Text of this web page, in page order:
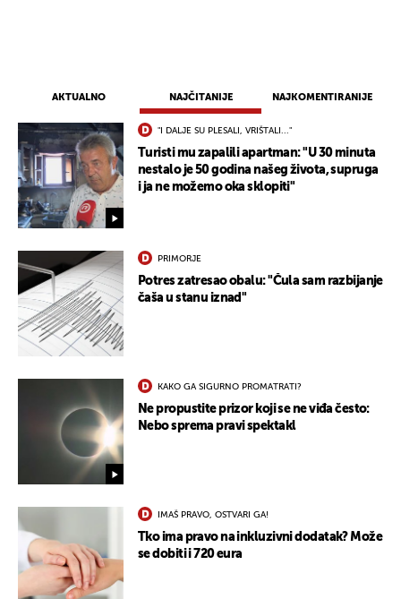
AKTUALNO NAJČITANIJE NAJKOMENTIRANIJE
"I DALJE SU PLESALI, VRIŠTALI..."
Turisti mu zapalili apartman: "U 30 minuta
nestalo je 50 godina našeg života, supruga
i ja ne možemo oka sklopiti"
PRIMORJE
Potres zatresao obalu: "Čula sam razbijanje
čaša u stanu iznad"
KAKO GA SIGURNO PROMATRATI?
Ne propustite prizor koji se ne viđa često:
Nebo sprema pravi spektakl
IMAŠ PRAVO, OSTVARI GA!
Tko ima pravo na inkluzivni dodatak? Može
se dobiti i 720 eura